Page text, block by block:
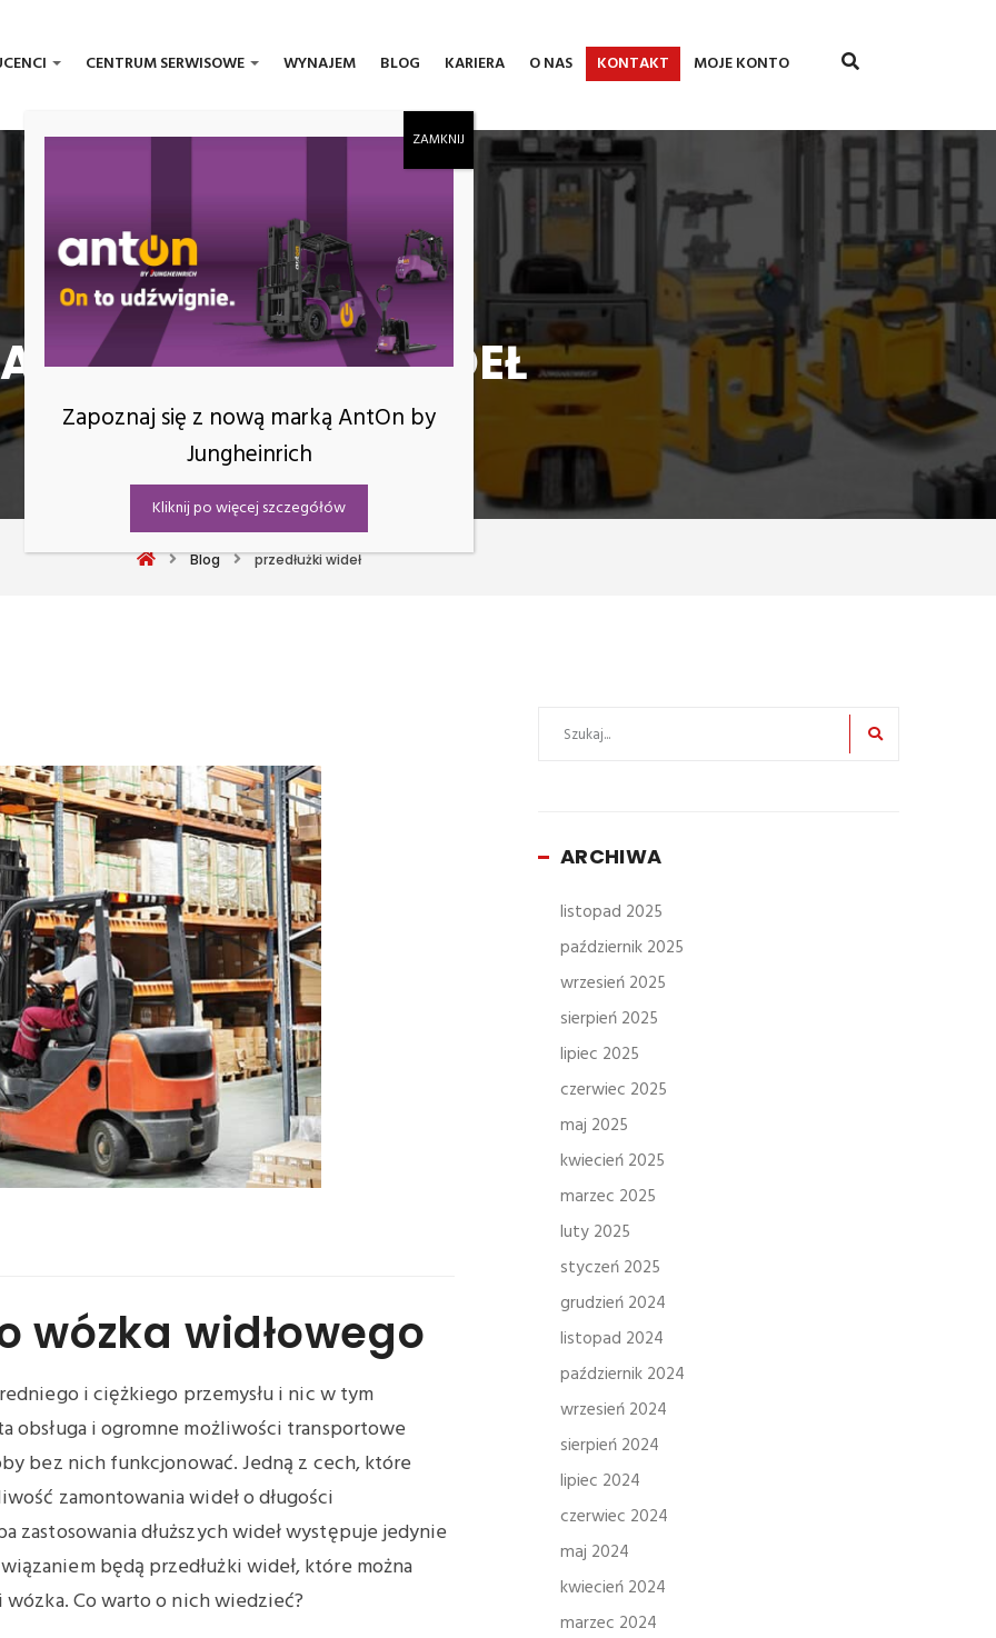
CENTRUM SERWISOWE WYNAJEM BLOG KARIERA O NAS KONTAKT MOJE KONTO
PRZEDŁUŻKI WIDEŁ
Blog przedłużki wideł
wózka widłowego
i ciężkiego przemysłu i nic w tym
i ogromne możliwości transportowe
bez nich funkcjonować. Jedną z cech, które
zamontowania wideł o długości
zastosowania dłuższych wideł występuje jedynie
będą przedłużki wideł, które można
wózka. Co warto o nich wiedzieć?
ARCHIWA
listopad 2025
październik 2025
wrzesień 2025
sierpień 2025
lipiec 2025
czerwiec 2025
maj 2025
kwiecień 2025
marzec 2025
luty 2025
styczeń 2025
grudzień 2024
listopad 2024
październik 2024
wrzesień 2024
sierpień 2024
lipiec 2024
czerwiec 2024
maj 2024
kwiecień 2024
marzec 2024
Zapoznaj się z nową marką AntOn by
Jungheinrich
Kliknij po więcej szczegółów